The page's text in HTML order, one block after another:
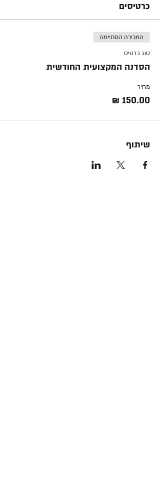
כרטיסים
המכירה הסתיימה
סוג כרטיס
הסדנה המקצועית החודשית
מחיר
שיתוף